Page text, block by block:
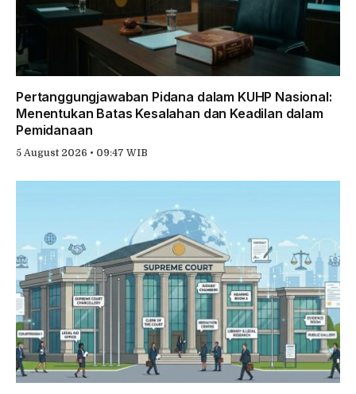
Pertanggungjawaban Pidana dalam KUHP Nasional:
Menentukan Batas Kesalahan dan Keadilan dalam
Pemidanaan
5 August 2026 • 09:47 WIB